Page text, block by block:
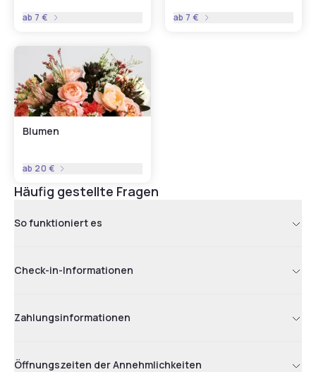
ab 7 € ab 7 €
Blumen
ab 20 €
Häufig gestellte Fragen
So funktioniert es
Check-in-Informationen
Zahlungsinformationen
Öffnungszeiten der Annehmlichkeiten